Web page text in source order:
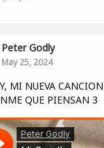
Peter Godly
May 25, 2024
MI NUEVA
QUE PIENSAN 3